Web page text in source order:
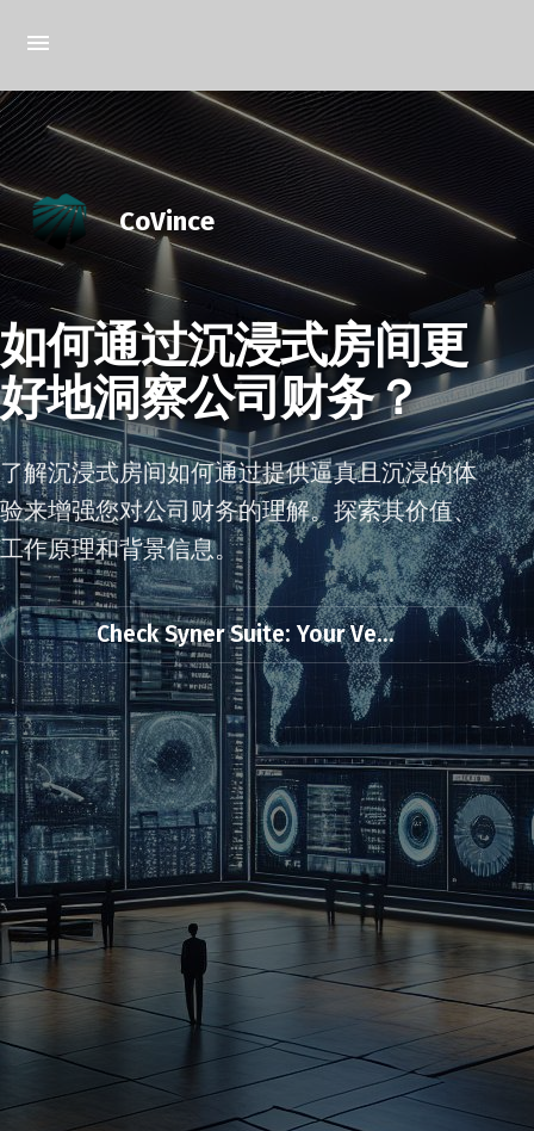
CoVince
如何通过沉浸式房间更
好地洞察公司财务？
了解沉浸式房间如何通过提供逼真且沉浸的体
验来增强您对公司财务的理解。探索其价值、
工作原理和背景信息。
Check Syner Suite: Your Ve...